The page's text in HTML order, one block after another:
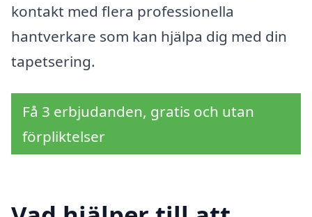
kontakt med flera professionella
hantverkare som kan hjälpa dig med din
tapetsering.
Få 3 erbjudanden, gratis och utan
förpliktelser